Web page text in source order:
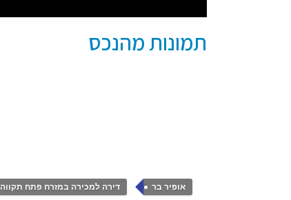
תמונות מהנכס
אופיר בר , דירה למכירה במזרח פתח תקווה